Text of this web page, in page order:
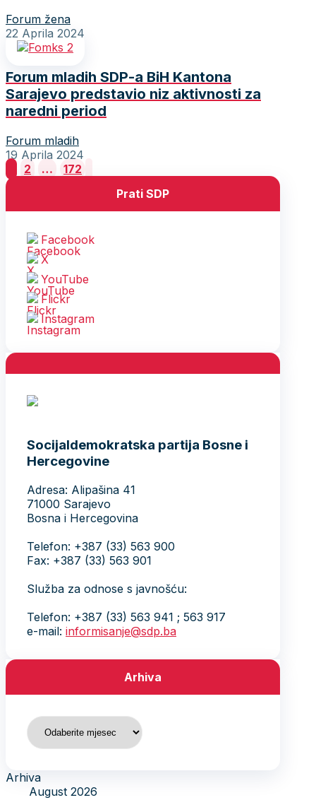
Forum žena
22 Aprila 2024
Forum mladih SDP-a BiH Kantona
Sarajevo predstavio niz aktivnosti za
naredni period
Forum mladih
19 Aprila 2024
Posts
pagination
2 …
172
Prati SDP
Facebook
X
YouTube
Flickr
Instagram
Socijaldemokratska partija Bosne i
Hercegovine
Adresa: Alipašina 41
71000 Sarajevo
Bosna i Hercegovina
Telefon: +387 (33) 563 900
Fax: +387 (33) 563 901
Služba za odnose s javnošću:
Telefon: +387 (33) 563 941 ; 563 917
e-mail: informisanje@sdp.ba
Arhiva
Arhiva
Arhiva
August 2026